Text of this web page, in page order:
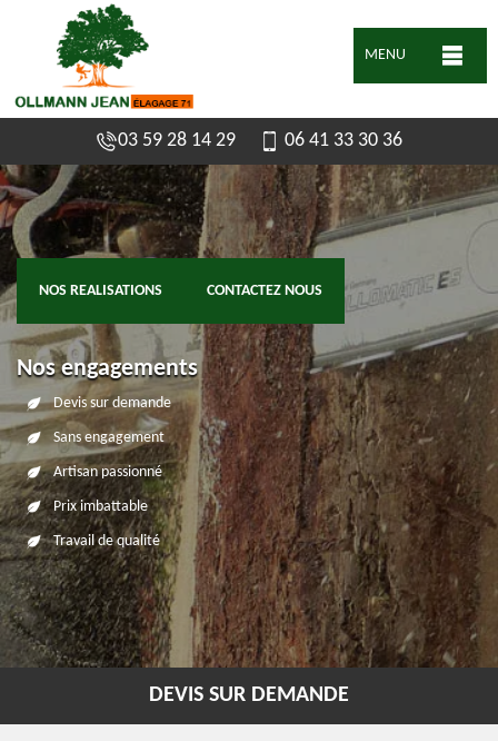
MENU
03 59 28 14 29 06 41 33 30 36
NOS REALISATIONS CONTACTEZ NOUS
Nos engagements
Devis sur demande
Sans engagement
Artisan passionné
Prix imbattable
Travail de qualité
DEVIS SUR DEMANDE